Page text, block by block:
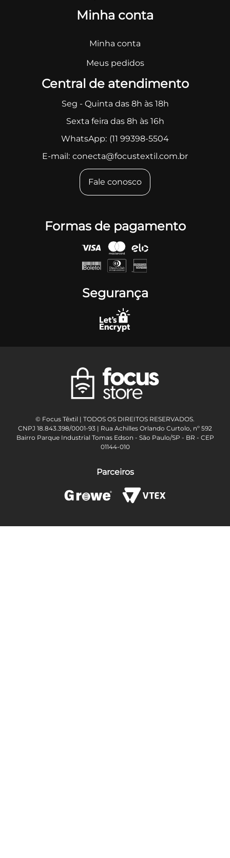
Minha conta
Minha conta
Meus pedidos
Central de atendimento
Seg - Quinta das 8h às 18h
Sexta feira das 8h às 16h
WhatsApp: (11 99398-5504
E-mail: conecta@focustextil.com.br
Fale conosco
Formas de pagamento
Segurança
© Focus Têxtil | TODOS OS DIREITOS RESERVADOS.
CNPJ 18.843.398/0001-93 | Rua Achilles Orlando Curtolo, nº 592
Bairro Parque Industrial Tomas Edson - São Paulo/SP - BR - CEP
01144-010
Parceiros